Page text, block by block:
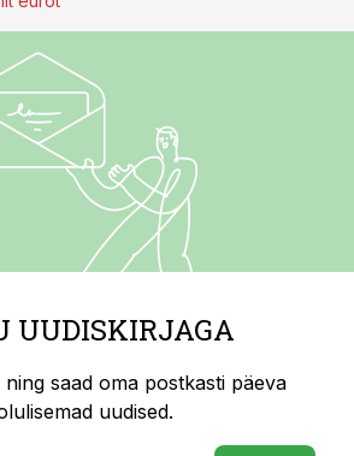
UUDISKIRJAGA
ning saad oma postkasti päeva
uudised.